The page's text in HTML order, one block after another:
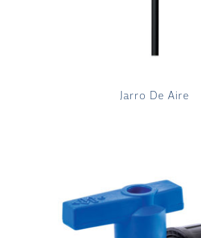
Jarro De Aire